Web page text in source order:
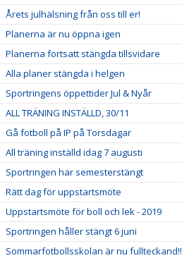
Årets julhälsning från oss till er!
Planerna är nu öppna igen
Planerna fortsatt stängda tillsvidare
Alla planer stängda i helgen
Sportringens öppettider Jul & Nyår
ALL TRÄNING INSTÄLLD, 30/11
Gå fotboll på IP på Torsdagar
All träning inställd idag 7 augusti
Sportringen har semesterstängt
Rätt dag för uppstartsmöte
Uppstartsmöte för boll och lek - 2019
Sportringen håller stängt 6 juni
Sommarfotbollsskolan är nu fullteckand!!